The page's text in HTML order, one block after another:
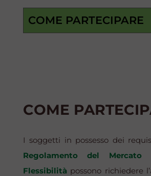
COME
I soggetti in possesso dei
Regolamento del Mercato
Flessibilità possono richiedere